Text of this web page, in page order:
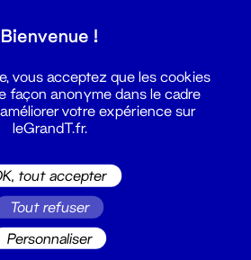
Bienvenue !
vous acceptez que les cookies
façon anonyme dans le cadre
votre expérience sur
leGrandT.fr.
tout accepter
Tout refuser
Personnaliser